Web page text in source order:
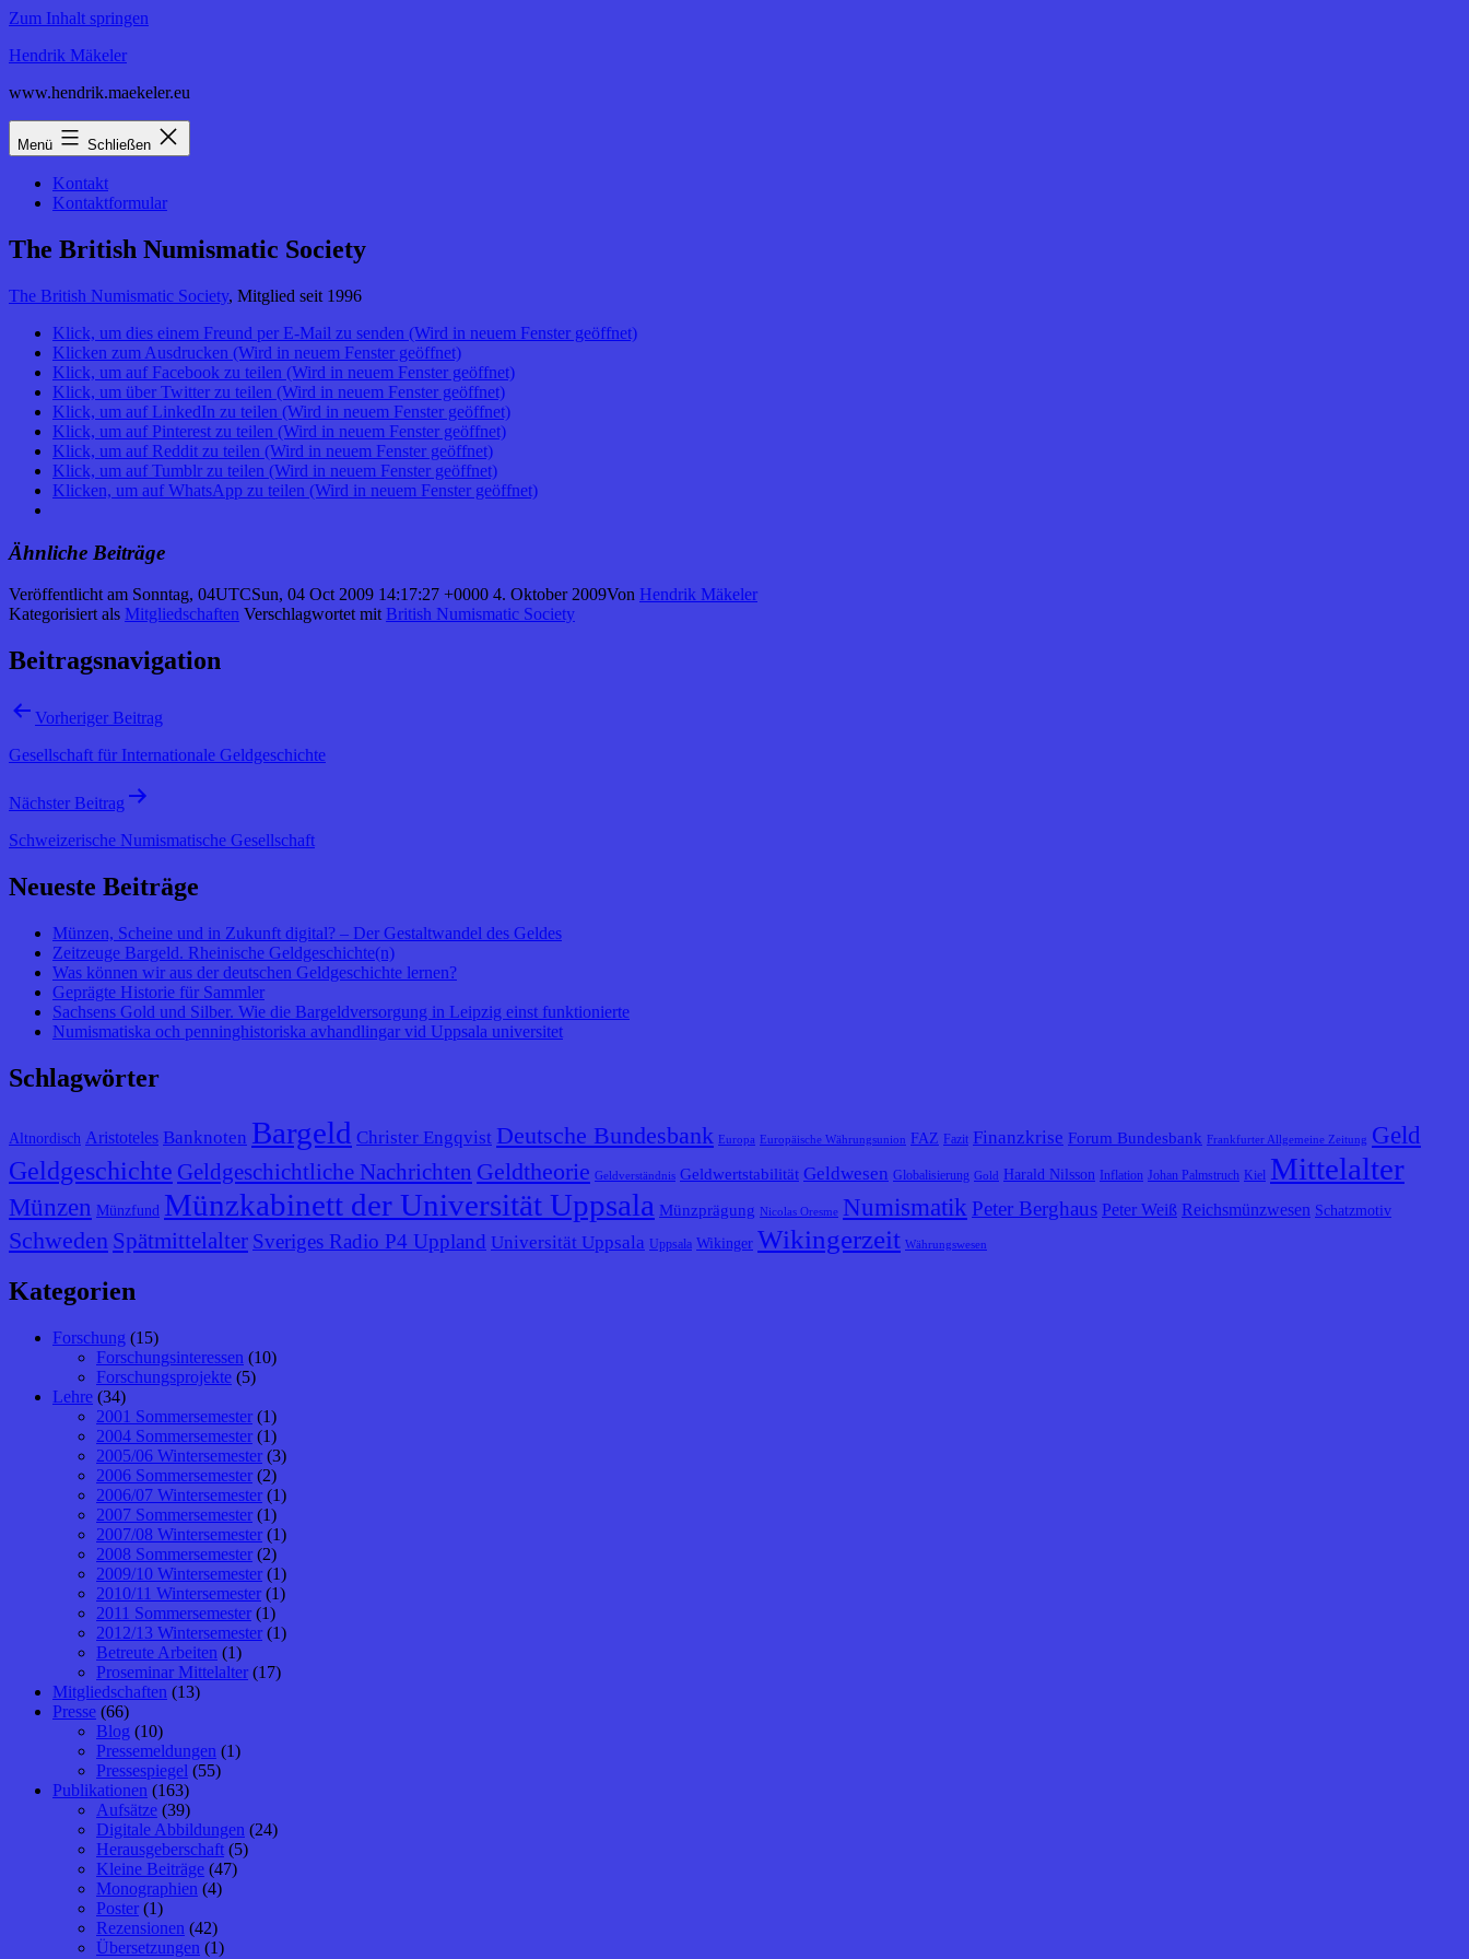
Zum Inhalt springen
Hendrik Mäkeler
www.hendrik.maekeler.eu
Menü Schließen
Kontakt
Kontaktformular
The British Numismatic Society
The British Numismatic Society, Mitglied seit 1996
Klick, um dies einem Freund per E-Mail zu senden (Wird in neuem Fenster geöffnet)
Klicken zum Ausdrucken (Wird in neuem Fenster geöffnet)
Klick, um auf Facebook zu teilen (Wird in neuem Fenster geöffnet)
Klick, um über Twitter zu teilen (Wird in neuem Fenster geöffnet)
Klick, um auf LinkedIn zu teilen (Wird in neuem Fenster geöffnet)
Klick, um auf Pinterest zu teilen (Wird in neuem Fenster geöffnet)
Klick, um auf Reddit zu teilen (Wird in neuem Fenster geöffnet)
Klick, um auf Tumblr zu teilen (Wird in neuem Fenster geöffnet)
Klicken, um auf WhatsApp zu teilen (Wird in neuem Fenster geöffnet)
Ähnliche Beiträge
Veröffentlicht am Sonntag, 04UTCSun, 04 Oct 2009 14:17:27 +0000 4. Oktober 2009Von Hendrik Mäkeler
Kategorisiert als Mitgliedschaften Verschlagwortet mit British Numismatic Society
Beitragsnavigation
Vorheriger Beitrag
Gesellschaft für Internationale Geldgeschichte
Nächster Beitrag
Schweizerische Numismatische Gesellschaft
Neueste Beiträge
Münzen, Scheine und in Zukunft digital? – Der Gestaltwandel des Geldes
Zeitzeuge Bargeld. Rheinische Geldgeschichte(n)
Was können wir aus der deutschen Geldgeschichte lernen?
Geprägte Historie für Sammler
Sachsens Gold und Silber. Wie die Bargeldversorgung in Leipzig einst funktionierte
Numismatiska och penninghistoriska avhandlingar vid Uppsala universitet
Schlagwörter
Altnordisch Aristoteles Banknoten Bargeld Christer Engqvist Deutsche Bundesbank Europa Europäische Währungsunion FAZ Fazit Finanzkrise Forum Bundesbank Frankfurter Allgemeine Zeitung Geld
Geldgeschichte Geldgeschichtliche Nachrichten Geldtheorie Geldverständnis Geldwertstabilität Geldwesen Globalisierung Gold Harald Nilsson Inflation Johan Palmstruch Kiel Mittelalter
Münzen Münzfund Münzkabinett der Universität Uppsala Münzprägung Nicolas Oresme Numismatik Peter Berghaus Peter Weiß Reichsmünzwesen Schatzmotiv
Schweden Spätmittelalter Sveriges Radio P4 Uppland Universität Uppsala Uppsala Wikinger Wikingerzeit Währungswesen
Kategorien
Forschung (15)
Forschungsinteressen (10)
Forschungsprojekte (5)
Lehre (34)
2001 Sommersemester (1)
2004 Sommersemester (1)
2005/06 Wintersemester (3)
2006 Sommersemester (2)
2006/07 Wintersemester (1)
2007 Sommersemester (1)
2007/08 Wintersemester (1)
2008 Sommersemester (2)
2009/10 Wintersemester (1)
2010/11 Wintersemester (1)
2011 Sommersemester (1)
2012/13 Wintersemester (1)
Betreute Arbeiten (1)
Proseminar Mittelalter (17)
Mitgliedschaften (13)
Presse (66)
Blog (10)
Pressemeldungen (1)
Pressespiegel (55)
Publikationen (163)
Aufsätze (39)
Digitale Abbildungen (24)
Herausgeberschaft (5)
Kleine Beiträge (47)
Monographien (4)
Poster (1)
Rezensionen (42)
Übersetzungen (1)